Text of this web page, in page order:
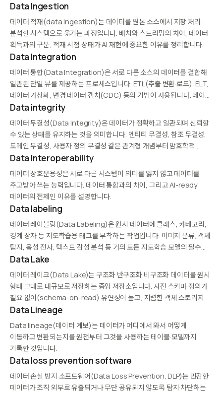
소유권을 다룹니다. GDPR, CCPA 등 규제 강화와 AI 활용 증가로
중요성이 커지고 있으며, Collibra, Alation 같은 도구가…
Data Ingestion
데이터 적재(data ingestion)는 데이터를 원본 소스에서 저장·처리·
분석할 시스템으로 옮기는 과정입니다. 배치와 스트리밍의 차이, 데이터
획득과의 구분, 적재 시점 상태가 AI 재현에 중요한 이유를 정리합니다.
Data Integration
데이터 통합(Data Integration)은 서로 다른 소스의 데이터를 결합해
일관된 단일 뷰를 제공하는 프로세스입니다. ETL(추출·변환·로드), ELT,
데이터 가상화, 변경 데이터 캡처(CDC) 등의 기법이 사용됩니다. 데이터
웨어하우스·레이크 구축, 360도 고객 뷰, 기업 전반의 분석 통합 등에
필수적이며, Talend, Informatica, Fivetran 같은 도구가…
Data integrity
데이터 무결성(Data Integrity)은 데이터가 정확하고 일관되며 신뢰할
수 있는 상태를 유지하는 것을 의미합니다. 엔티티 무결성, 참조 무결성,
도메인 무결성, 사용자 정의 무결성 같은 관계형 개념부터 암호학적
해시를 이용한 변조 탐지까지 다양한 수준에서 관리됩니다. 규정 준수,
감사, AI 신뢰성, 비즈니스 결정의…
Data Interoperability
데이터 상호운용성은 서로 다른 시스템이 의미를 잃지 않고 데이터를
주고받아 쓰는 능력입니다. 데이터 통합과의 차이, 그리고 AI-ready
데이터의 전제인 이유를 설명합니다.
Data labeling
데이터 레이블링(Data Labeling)은 원시 데이터에 클래스, 카테고리,
경계 상자 등 지도학습용 태그를 부착하는 작업입니다. 이미지 분류, 객체
탐지, 음성 전사, 텍스트 감성 분석 등 거의 모든 지도학습 모델의 필수
전제 조건입니다. 수작업 레이블링은 시간·비용이 크므로, 능동 학습·
준지도 학습·자동 레이블링으로 효율화가…
Data Lake
데이터 레이크(Data Lake)는 구조화·반구조화·비구조화 데이터를 원시
형태 그대로 대규모로 저장하는 중앙 저장소입니다. 사전 스키마 정의가
필요 없어(schema-on-read) 유연성이 높고, 저렴한 객체 스토리지
(Amazon S3, Azure Data Lake Storage)를 기반으로 합니다.
데이터 과학, 머신러닝, 실시간 분석에 활용되며, 데이터 웨어하우스와
결합한 레이크하우스 아키텍처로…
Data Lineage
Data lineage(데이터 계보)는 데이터가 어디에서 와서 어떻게
이동하고 변환되는지를 원천부터 그것을 사용하는 테이블·모델까지
기록한 것입니다.
Data loss prevention software
데이터 손실 방지 소프트웨어(Data Loss Prevention, DLP)는 민감한
데이터가 조직 외부로 유출되거나 무단 공유되지 않도록 탐지·차단하는